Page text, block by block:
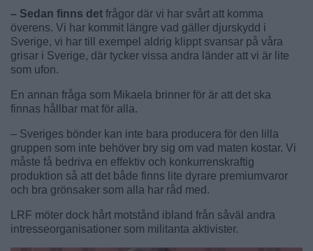
– Sedan finns det frågor där vi har svårt att komma
överens. Vi har kommit längre vad gäller djurskydd i
Sverige, vi har till exempel aldrig klippt svansar på våra
grisar i Sverige, där tycker vissa andra länder att vi är lite
som ufon.
En annan fråga som Mikaela brinner för är att det ska
finnas hållbar mat för alla.
– Sveriges bönder kan inte bara producera för den lilla
gruppen som inte behöver bry sig om vad maten kostar. Vi
måste få bedriva en effektiv och konkurrenskraftig
produktion så att det både finns lite dyrare premiumvaror
och bra grönsaker som alla har råd med.
LRF möter dock hårt motstånd ibland från såväl andra
intresseorganisationer som militanta aktivister.